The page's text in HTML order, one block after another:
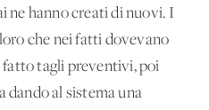
ne hanno creati di nuovi. I
che nei fatti dovevano
fatto tagli preventivi, poi
dando al sistema una